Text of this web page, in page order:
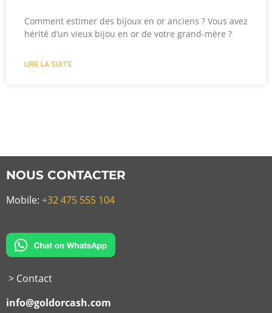
Comment estimer des bijoux en or anciens ? Vous avez
hérité d’un vieux bijou en or de votre grand-mère ?
LIRE LA SUITE
NOUS CONTACTER
Mobile: +32 475 555 104
> Contact
info@goldorcash.com